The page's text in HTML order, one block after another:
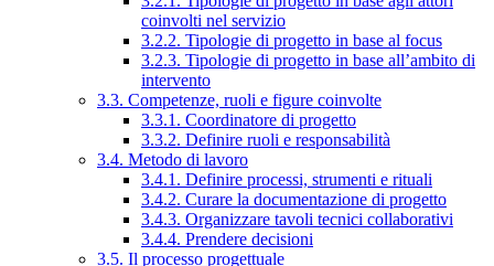
coinvolti nel servizio
3.2.2. Tipologie di progetto in base al focus
3.2.3. Tipologie di progetto in base all’ambito di
intervento
3.3. Competenze, ruoli e figure coinvolte
3.3.1. Coordinatore di progetto
3.3.2. Definire ruoli e responsabilità
3.4. Metodo di lavoro
3.4.1. Definire processi, strumenti e rituali
3.4.2. Curare la documentazione di progetto
3.4.3. Organizzare tavoli tecnici collaborativi
3.4.4. Prendere decisioni
3.5. Il processo progettuale